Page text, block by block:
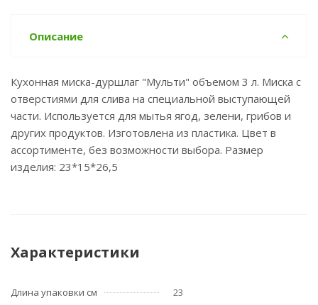
Описание
Кухонная миска-дуршлаг "Мульти" объемом 3 л. Миска с
отверстиями для слива на специальной выступающей
части. Используется для мытья ягод, зелени, грибов и
других продуктов. Изготовлена из пластика. Цвет в
ассортименте, без возможности выбора. Размер
изделия: 23*15*26,5
Характеристики
Длина упаковки см
23